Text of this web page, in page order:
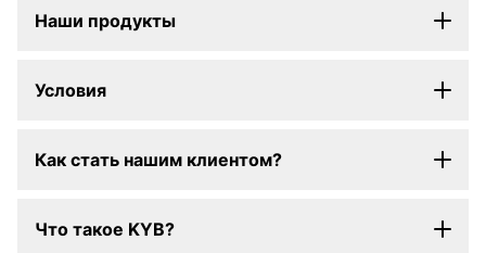
Наши продукты
Условия
Как стать нашим клиентом?
Что такое KYB?